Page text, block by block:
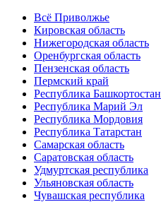
Всё Приволжье
Кировская область
Нижегородская область
Оренбургская область
Пензенская область
Пермский край
Республика Башкортостан
Республика Марий Эл
Республика Мордовия
Республика Татарстан
Самарская область
Саратовская область
Удмуртская республика
Ульяновская область
Чувашская республика